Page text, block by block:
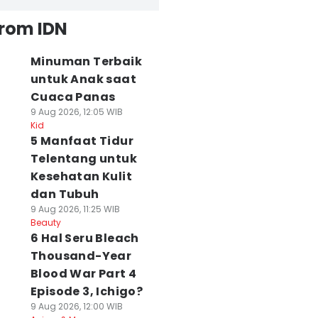
IDN
Minuman Terbaik
untuk Anak saat
Cuaca Panas
9 Aug 2026, 12:05 WIB
Kid
5 Manfaat Tidur
Telentang untuk
Kesehatan Kulit
dan Tubuh
9 Aug 2026, 11:25 WIB
Beauty
6 Hal Seru Bleach
Thousand-Year
Blood War Part 4
Episode 3, Ichigo?
9 Aug 2026, 12:00 WIB